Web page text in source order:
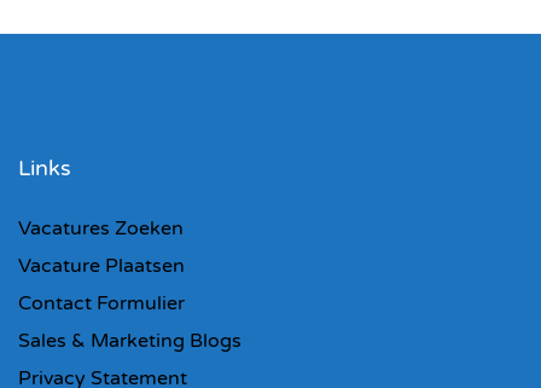
Links
Vacatures Zoeken
Vacature Plaatsen
Contact Formulier
Sales & Marketing Blogs
Privacy Statement